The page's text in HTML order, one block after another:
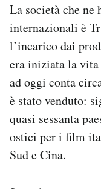
La società che ne
internazionali è
l’incarico dai
era iniziata la
ad oggi conta
è stato venduto:
quasi sessanta
ostici per i film
Sud e Cina.